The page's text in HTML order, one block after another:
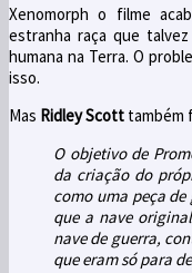
Xenomorph o filme
estranha raça que
humana na Terra. O
isso.
Mas Ridley Scott também
O objetivo de
da criação do
como uma peça
que a nave
nave de guerra,
que eram só para